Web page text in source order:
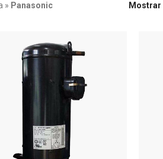
Accesorios
» Panasonic Mostrar